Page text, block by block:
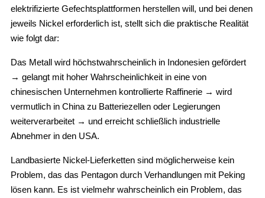
elektrifizierte Gefechtsplattformen herstellen will, und bei denen
jeweils Nickel erforderlich ist, stellt sich die praktische Realität
wie folgt dar:
Das Metall wird höchstwahrscheinlich in Indonesien gefördert
→ gelangt mit hoher Wahrscheinlichkeit in eine von
chinesischen Unternehmen kontrollierte Raffinerie → wird
vermutlich in China zu Batteriezellen oder Legierungen
weiterverarbeitet → und erreicht schließlich industrielle
Abnehmer in den USA.
Landbasierte Nickel-Lieferketten sind möglicherweise kein
Problem, das das Pentagon durch Verhandlungen mit Peking
lösen kann. Es ist vielmehr wahrscheinlich ein Problem, das